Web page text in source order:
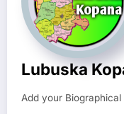
Lubuska
Add your